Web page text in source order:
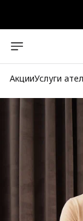
АкцииУслуги